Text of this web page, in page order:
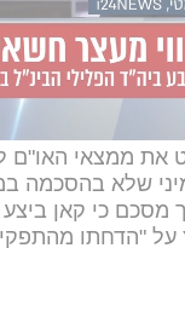
"בהקשר של חוסר
להיות הולמת".
ממצאי האו"ם
שלא בהסכמה
כי קאן
על "הדחתו